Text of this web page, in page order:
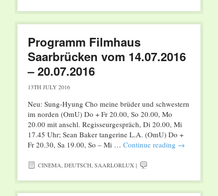
Programm Filmhaus
Saarbrücken vom 14.07.2016
– 20.07.2016
13TH JULY 2016
Neu: Sung-Hyung Cho meine brüder und schwestern
im norden (OmU) Do + Fr 20.00, So 20.00, Mo
20.00 mit anschl. Regisseurgespräch, Di 20.00, Mi
17.45 Uhr; Sean Baker tangerine L.A. (OmU) Do +
Fr 20.30, Sa 19.00, So – Mi … Continue reading →
CINEMA DEUTSCH SAARLORLUX |